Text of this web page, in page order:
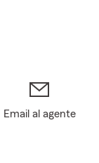
Email al agente